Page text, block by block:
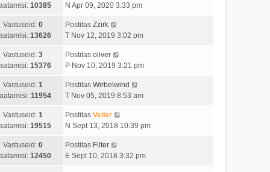
10385
N Apr 09, 2020 3:33 pm
Vastuseid: 0
13626
Postitas Zzirk
T Nov 12, 2019 3:02 pm
Vastuseid: 3
15376
Postitas oliver
P Nov 10, 2019 3:21 pm
Vastuseid: 1
11954
Postitas Wirbelwind
T Nov 05, 2019 8:53 am
Vastuseid: 1
19515
Postitas Veiler
N Sept 13, 2018 10:39 pm
Vastuseid: 0
12450
Postitas Filter
E Sept 10, 2018 3:32 pm